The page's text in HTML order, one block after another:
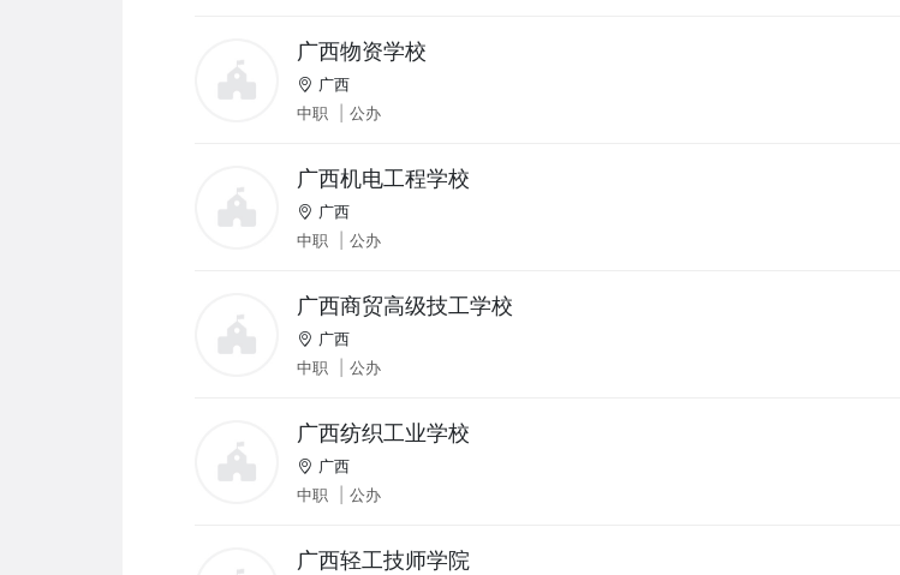
广西物资学校
广西
中职
公办
广西机电工程学校
广西
中职
公办
广西商贸高级技工学校
广西
中职
公办
广西纺织工业学校
广西
中职
公办
广西轻工技师学院